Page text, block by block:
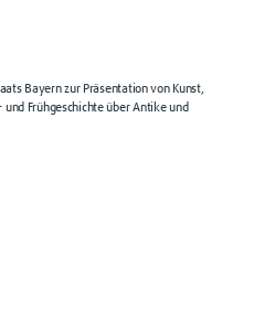
Bayern zur Präsentation von Kunst,
und Frühgeschichte über Antike und